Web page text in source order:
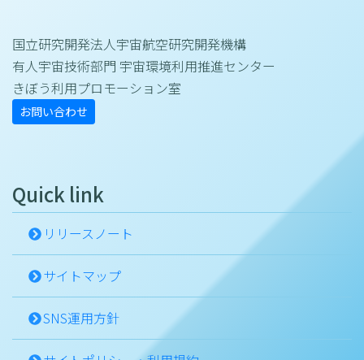
国立研究開発法人宇宙航空研究開発機構
有人宇宙技術部門 宇宙環境利用推進センター
きぼう利用プロモーション室
お問い合わせ
Quick link
リリースノート
サイトマップ
SNS運用方針